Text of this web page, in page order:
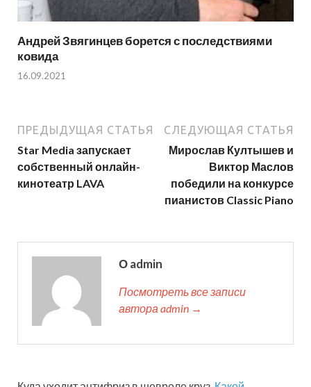
Андрей Звягинцев борется с последствиями
ковида
16.09.2021
ПРЕДЫДУЩАЯ СТАТЬЯ
Star Media запускает
собственный онлайн-
кинотеатр LAVA
СЛЕДУЮЩАЯ СТАТЬЯ
Мирослав Култышев и
Виктор Маслов
победили на конкурсе
пианистов Classic Piano
О admin
Посмотреть все записи
автора admin →